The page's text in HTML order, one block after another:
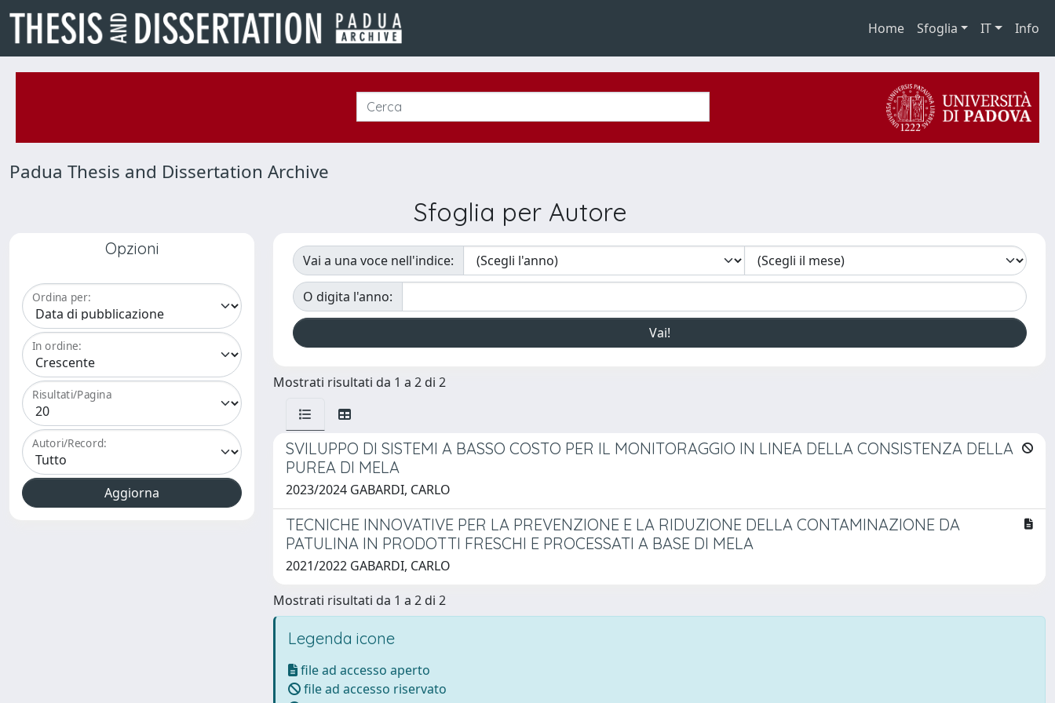
Home Sfoglia IT Info
Padua Thesis and Dissertation Archive
Sfoglia per Autore
Opzioni
Ordina per:
In ordine:
Risultati/Pagina
Autori/Record:
Vai a una voce nell'indice:
O digita l'anno:
Mostrati risultati da 1 a 2 di 2
SVILUPPO DI SISTEMI A BASSO COSTO PER IL MONITORAGGIO IN LINEA DELLA CONSISTENZA DELLA
PUREA DI MELA
2023/2024 GABARDI, CARLO
TECNICHE INNOVATIVE PER LA PREVENZIONE E LA RIDUZIONE DELLA CONTAMINAZIONE DA
PATULINA IN PRODOTTI FRESCHI E PROCESSATI A BASE DI MELA
2021/2022 GABARDI, CARLO
Mostrati risultati da 1 a 2 di 2
Legenda icone
file ad accesso aperto
file ad accesso riservato